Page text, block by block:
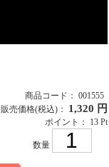
商品コード： 001555
販売価格(税込)： 1,320 円
ポイント： 13 Pt
数量